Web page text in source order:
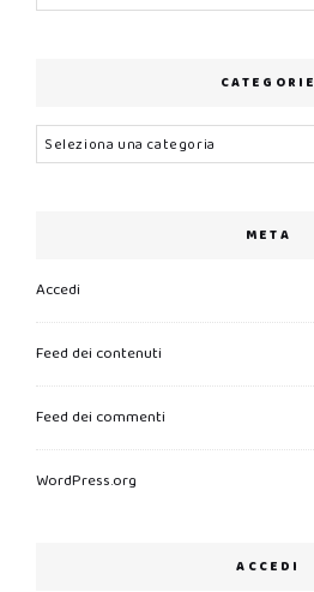
CATEGORIE
Categorie
META
Accedi
Feed dei contenuti
Feed dei commenti
WordPress.org
ACCEDI